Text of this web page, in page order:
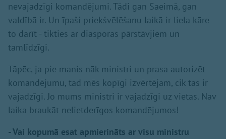
nevajadzīgi komandējumi. Tādi gan Saeimā, gan
valdībā ir. Un īpaši priekšvēlēšanu laikā ir liela kāre
to darīt - tikties ar diasporas pārstāvjiem un
tamlīdzīgi.
Tāpēc, ja pie manis nāk ministri un prasa autorizēt
komandējumu, tad mēs kopīgi izvērtējam, cik tas ir
vajadzīgi. Jo mums ministri ir vajadzīgi uz vietas. Nav
laika braukāt nelietderīgos komandējumos!
- Vai kopumā esat apmierināts ar visu ministru